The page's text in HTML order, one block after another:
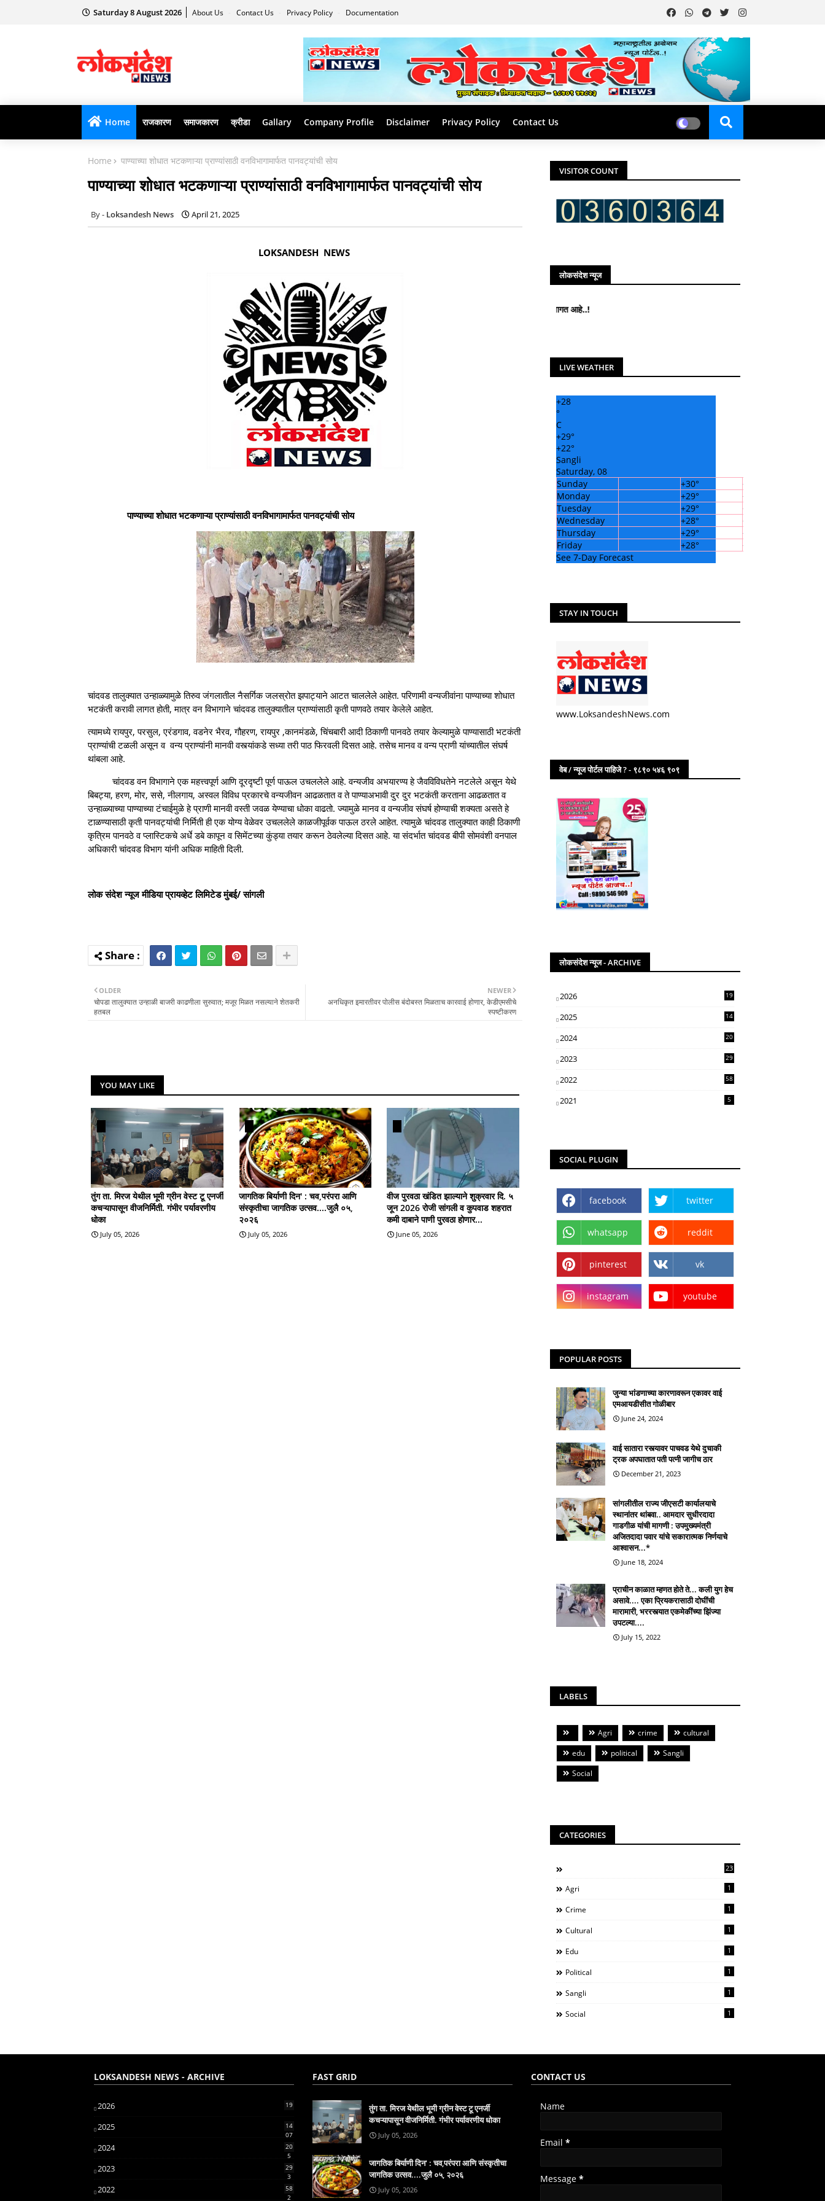
Saturday 8 August 2026 About Us Contact Us Privacy Policy Documentation
Home राजकारण समाजकारण क्रीडा Gallary Company Profile Disclaimer Privacy Policy Contact Us
Home पाण्याच्या शोधात भटकणाऱ्या प्राण्यांसाठी वनविभागामार्फत पानवट्यांची सोय
पाण्याच्या शोधात भटकणाऱ्या प्राण्यांसाठी वनविभागामार्फत पानवट्यांची सोय
Loksandesh News April 21, 2025
LOKSANDESH NEWS
पाण्याच्या शोधात भटकणाऱ्या प्राण्यांसाठी वनविभागामार्फत पानवट्यांची सोय
चांदवड तालुक्यात उन्हाळ्यामुळे तिरुव जंगलातील नैसर्गिक जलस्रोत झपाट्याने आटत चाललेले आहेत. परिणामी वन्यजीवांना पाण्याच्या शोधात
भटकंती करावी लागत होती, मात्र वन विभागाने चांदवड तालुक्यातील प्राण्यांसाठी कृती पाणवठे तयार केलेले आहेत.
त्यामध्ये रायपुर, परसुल, एरंडगाव, वडनेर भैरव, गौहरण, रायपुर ,कानमंडळे, चिंचबारी आदी ठिकाणी पानवठे तयार केल्यामुळे पाण्यासाठी भटकंती
प्राण्यांची टळली असून व वन्य प्राण्यांनी मानवी वस्त्यांकडे सध्या तरी पाठ फिरवली दिसत आहे. तसेच मानव व वन्य प्राणी यांच्यातील संघर्ष
थांबला आहे.
चांदवड वन विभागाने एक महत्त्वपूर्ण आणि दूरदृष्टी पूर्ण पाऊल उचललेले आहे. वन्यजीव अभयारण्य हे जैवविविधतेने नटलेले असून येथे
बिबट्या, हरण, मोर, ससे, नीलगाय, अस्वल विविध प्रकारचे वन्यजीवन आढळतात व ते पाण्याअभावी दुर दुर भटकंती करताना आढळतात व
उन्हाळ्याच्या पाण्याच्या टंचाईमुळे हे प्राणी मानवी वस्ती जवळ येण्याचा धोका वाढतो. ज्यामुळे मानव व वन्यजीव संघर्ष होण्याची शक्यता असते हे
टाळण्यासाठी कृती पानवट्यांची निर्मिती ही एक योग्य वेळेवर उचललेले काळजीपूर्वक पाऊल ठरले आहेत. त्यामुळे चांदवड तालुक्यात काही ठिकाणी
कृत्रिम पानवठे व प्लास्टिकचे अर्धे डबे कापून व सिमेंटच्या कुंड्या तयार करून ठेवलेल्या दिसत आहे. या संदर्भात चांदवड बीपी सोमवंशी वनपाल
अधिकारी चांदवड विभाग यांनी अधिक माहिती दिली.
लोक संदेश न्यूज मीडिया प्रायव्हेट लिमिटेड मुंबई/ सांगली
NEWER
अनधिकृत इमारतीवर पोलीस बंदोबस्त मिळताच कारवाई होणार, केडीएमसीचे
स्पष्टीकरण
OLDER
चोपडा तालुक्यात उन्हाळी बाजरी काढणीला सुरुवात; मजूर मिळत नसल्याने शेतकरी
हतबल
YOU MAY LIKE
तुंग ता. मिरज येथील भूमी ग्रीन वेस्ट टू एनर्जी
कचऱ्यापासून वीजनिर्मिती. गंभीर पर्यावरणीय
धोका
July 05, 2026
जागतिक बिर्याणी दिन' : चव,परंपरा आणि
संस्कृतीचा जागतिक उत्सव....जुलै ०५,
२०२६
July 05, 2026
वीज पुरवठा खंडित झाल्याने शुक्रवार दि. ५
जून 2026 रोजी सांगली व कुपवाड शहरात
कमी दाबाने पाणी पुरवठा होणार...
June 05, 2026
VISITOR COUNT
लोकसंदेश न्यूज
LIVE WEATHER
+28
°
C
+29°
+22°
Sangli
Saturday, 08
Sunday
+30° +
Monday
+29° +
Tuesday
+29° +
Wednesday
+28° +
Thursday
+29° +
Friday
+28° +
See 7-Day Forecast
STAY IN TOUCH
www.LoksandeshNews.com
वेब / न्यूज पोर्टल पाहिजे ? - ९८९० ५४६ ९०९
लोकसंदेश न्यूज - ARCHIVE
2026 19
2025
14
2024
20
2023
29
2022
58
2021 5
SOCIAL PLUGIN
facebook twitter
whatsapp reddit
pinterest vk
instagram youtube
POPULAR POSTS
जुन्या भांडणाच्या कारणावरून एकावर वाई
एमआयडीसीत गोळीबार
June 24, 2024
वाई सातारा रस्त्यावर पाचवड येथे दुचाकी
ट्रक अपघातात पती पत्नी जागीच ठार
December 21, 2023
सांगलीतील राज्य जीएसटी कार्यालयाचे
स्थानांतर थांबवा.. आमदार सुधीरदादा
गाडगीळ यांची मागणी : उपमुख्यमंत्री
अजितदादा पवार यांचे सकारात्मक निर्णयाचे
आश्वासन...*
June 18, 2024
प्राचीन काळात म्हणत होते ते... कली युग हेच
असावे.... एका प्रियकरासाठी दोघींची
मारामारी, भररस्त्यात एकमेकींच्या झिंज्या
उपटल्या....
July 15, 2022
LABELS
Agri crime
cultural
edu
political
Sangli
Social
CATEGORIES
23
Agri 1
Crime 1
Cultural 1
Edu 1
Political 1
Sangli 1
Social 1
LOKSANDESH NEWS - ARCHIVE
2026 19
2025
14
07
2024
20
5
2023
29
3
2022
58
2
FAST GRID
तुंग ता. मिरज येथील भूमी ग्रीन वेस्ट टू एनर्जी
कचऱ्यापासून वीजनिर्मिती. गंभीर पर्यावरणीय धोका
July 05, 2026
जागतिक बिर्याणी दिन' : चव,परंपरा आणि संस्कृतीचा
जागतिक उत्सव....जुलै ०५, २०२६
July 05, 2026
CONTACT US
Name
Email *
Message *